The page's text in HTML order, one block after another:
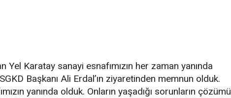
Yel Karatay sanayi esnafımızın her zaman yanında
Başkanı Ali Erdal’ın ziyaretinden memnun olduk.
yanında olduk. Onların yaşadığı sorunların çözümü